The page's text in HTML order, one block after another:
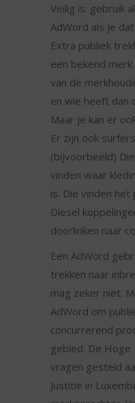
Veilig is: gebruik
AdWord als je
Extra publiek
een bekend merk
van de
en wie heeft dan
Maar je kan er
Er zijn ook
(bijvoorbeeld)
vinden waar
is. Die vinden
Diesel
doorlinken naar
Een AdWord
trekken naar
mag zeker niet.
AdWord om
concurrerend
gebied. De Hoge
vragen gesteld
Justitie in